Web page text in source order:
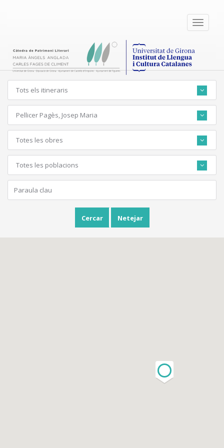
Toggle
Tots els itineraris
Pellicer Pagès, Josep Maria
Totes les obres
Totes les poblacions
Cercar Netejar